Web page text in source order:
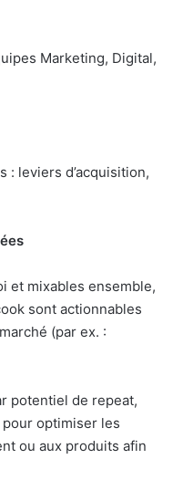
Marketing, Digital,
: leviers d’acquisition,
et mixables ensemble,
sont actionnables
(par ex. :
potentiel de repeat,
optimiser les
ou aux produits afin